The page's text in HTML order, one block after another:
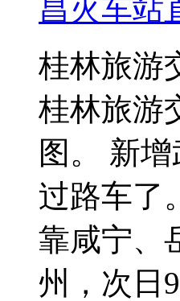
昌火车站
桂林旅游
桂林旅游
图。 新
过路车了
靠咸宁、
州，次日